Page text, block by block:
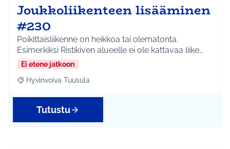
Joukkoliikenteen lisääminen
#230
Poikittaisliikenne on heikkoa tai olematonta.
Esimerkiksi Ristikiven alueelle ei ole kattavaa liike…
Ei etene jatkoon
Rajaa tulokset aihepiirin mukaan: Hyvinvoiva Tuusula
Hyvinvoiva Tuusula
Tutustu